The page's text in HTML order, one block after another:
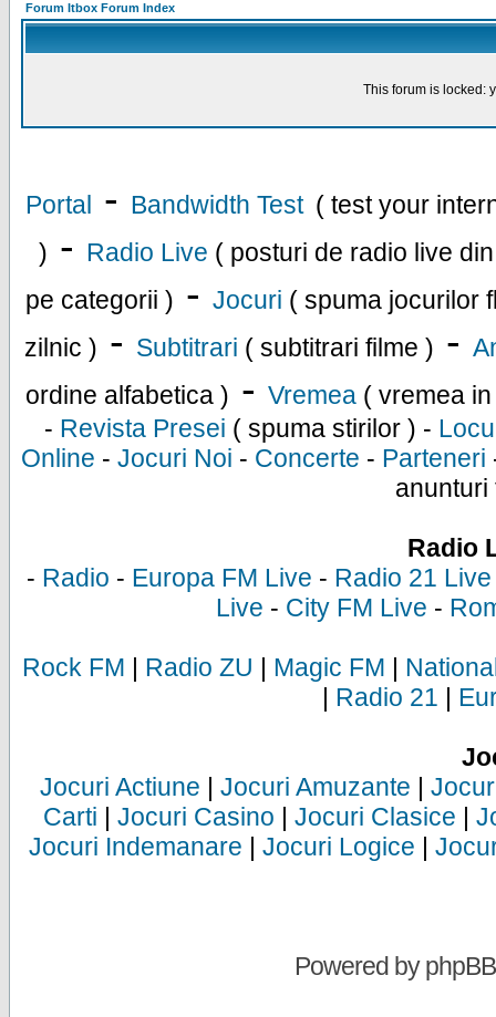
Forum Itbox Forum Index
This forum is locked:
Portal - Bandwidth Test ( test your
) - Radio Live ( posturi de radio live
pe categorii ) - Jocuri ( spuma jocurilor
zilnic ) - Subtitrari ( subtitrari filme ) -
ordine alfabetica ) - Vremea ( vremea
- Revista Presei ( spuma stirilor ) -
Online - Jocuri Noi - Concerte - Parteneri
anunturi
Radio
- Radio - Europa FM Live - Radio 21 Live
Live - City FM Live -
Rock FM | Radio ZU | Magic FM |
| Radio 21 |
Jocuri Actiune | Jocuri Amuzante |
Carti | Jocuri Casino | Jocuri Clasice |
Jocuri Indemanare | Jocuri Logice |
Powered byphpBB